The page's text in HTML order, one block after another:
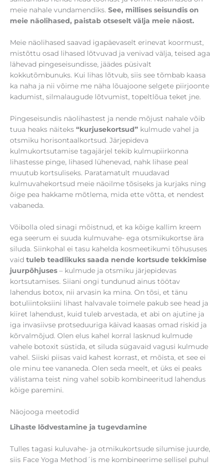
meie nahale vundamendiks. See, millises seisundis on
meie näolihased, paistab otseselt välja meie näost.
Meie näolihased saavad igapäevaselt erinevat koormust,
mistõttu osad lihased lõtvuvad ja venivad välja, teised aga
lähevad pingeseisundisse, jäädes püsivalt
kokkutõmbunuks. Kui lihas lõtvub, siis see tõmbab kaasa
ka naha ja nii võime me näha lõuajoone selgete piirjoonte
kadumist, silmalaugude lõtvumist, topeltlõua teket jne.
Pingeseisundis näolihastest ja nende mõjust nahale võib
tuua heaks näiteks “kurjusekortsud” kulmude vahel ja
otsmiku horisontaalkortsud. Järjepideva
kulmukortsutamise tagajärjel tekib kulmupiirkonna
lihastesse pinge, lihased lühenevad, nahk lihase peal
muutub kortsuliseks. Paratamatult muudavad
kulmuvahekortsud meie näoilme tõsiseks ja kurjaks ning
õige pea hakkame mõtlema, mida ette võtta, et nendest
vabaneda.
Võibolla oled sinagi mõistnud, et ka kõige kallim kreem
ega seerum ei suuda kulmuvahe- ega otsmikukortse ära
siluda. Siinkohal ei tasu kahelda kosmeetikumi tõhususes
vaid tuleb teadlikuks saada nende kortsude tekkimise
juurpõhjuses – kulmude ja otsmiku järjepidevas
kortsutamises. Siiani ongi tundunud ainus töötav
lahendus botox, nii arvasin ka mina. On tõsi, et tänu
botuliintoksiini lihast halvavale toimele pakub see head ja
kiiret lahendust, kuid tuleb arvestada, et abi on ajutine ja
iga invasiivse protseduuriga käivad kaasas omad riskid ja
kõrvalmõjud. Olen elus kahel korral lasknud kulmude
vahele botoxit süstida, et siluda sügavaid vagusi kulmude
vahel. Siiski piisas vaid kahest korrast, et mõista, et see ei
ole minu tee vananeda. Olen seda meelt, et üks ei peaks
välistama teist ning vahel sobib kombineeritud lahendus
kõige paremini.
Näojooga meetodid
Lihaste lõdvestamine ja tugevdamine
Tulles tagasi kuluvahe- ja otmikukortsude silumise juurde,
siis Face Yoga Method´is me kombineerime sellisel puhul